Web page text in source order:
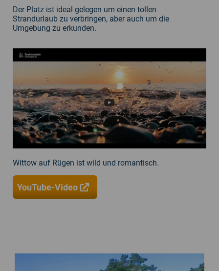
Der Platz ist ideal gelegen um einen tollen
Strandurlaub zu verbringen, aber auch um die
Umgebung zu erkunden.
Wittow auf Rügen ist wild und romantisch.
YouTube-Video